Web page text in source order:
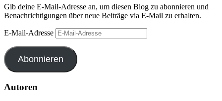
Gib deine E-Mail-Adresse an, um diesen Blog zu abonnieren und
Benachrichtigungen über neue Beiträge via E-Mail zu erhalten.
E-Mail-Adresse
Abonnieren
Autoren